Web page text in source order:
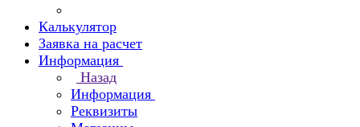
Калькулятор
Заявка на расчет
Информация
Назад
Информация
Реквизиты